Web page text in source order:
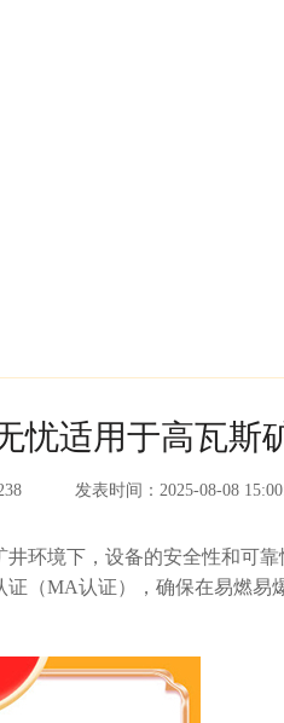
忧适用于高瓦斯
发表时间： 2025-08-08
环境下，设备的安全性和可靠
（MA认证），确保在易燃易